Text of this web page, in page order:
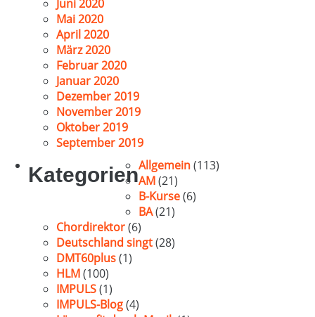
Juni 2020
Mai 2020
April 2020
März 2020
Februar 2020
Januar 2020
Dezember 2019
November 2019
Oktober 2019
September 2019
KategorienAllgemein(113)
AM(21)
B-Kurse(6)
BA(21)
Chordirektor(6)
Deutschland singt(28)
DMT60plus(1)
HLM(100)
IMPULS(1)
IMPULS-Blog(4)